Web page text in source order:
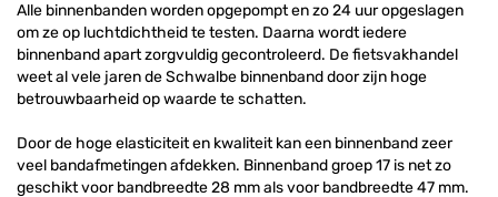
Alle binnenbanden worden opgepompt en zo 24 uur opgeslagen
om ze op luchtdichtheid te testen. Daarna wordt iedere
binnenband apart zorgvuldig gecontroleerd. De fietsvakhandel
weet al vele jaren de Schwalbe binnenband door zijn hoge
betrouwbaarheid op waarde te schatten.
Door de hoge elasticiteit en kwaliteit kan een binnenband zeer
veel bandafmetingen afdekken. Binnenband groep 17 is net zo
geschikt voor bandbreedte 28 mm als voor bandbreedte 47 mm.